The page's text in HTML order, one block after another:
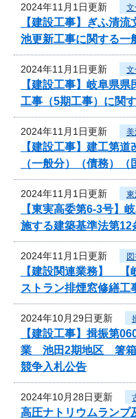
2024年11月1日更新
【建設工事】ぎふ清
池更新工事に関する一
2024年11月1日更新
【建設工事】岐阜県
工事（5期工事）に関
2024年11月1日更新
【建設工事】建工第
（一般分）（債務）
2024年11月1日更新
【東実高委第6-3号】
施する建築基準法第
2024年11月1日更新
【建設関連業務】 【
ストラン排煙窓修繕工
2024年10月29日更新
【建設工事】揖振第
業 池田2期地区 箸箱
競争入札公告
2024年10月28日更新
高圧ナトリウムランプ